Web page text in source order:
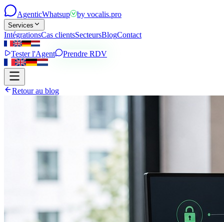
AgenticWhatsup by vocalis.pro
Services
IntégrationsCas clientsSecteursBlogContact
Tester l'Agent Prendre RDV
Retour au blog